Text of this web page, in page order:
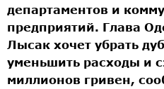
департаментов и
предприятий. Глава
Лысак хочет убрать
уменьшить расходы и
миллионов гривен,